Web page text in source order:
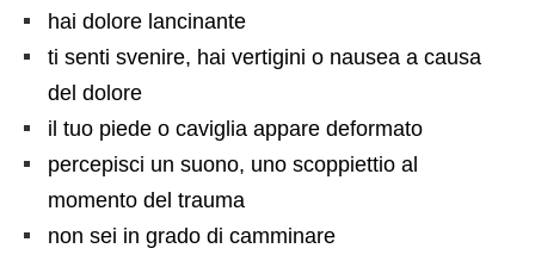
hai dolore lancinante
ti senti svenire, hai vertigini o nausea a causa
del dolore
il tuo piede o caviglia appare deformato
percepisci un suono, uno scoppiettio al
momento del trauma
non sei in grado di camminare